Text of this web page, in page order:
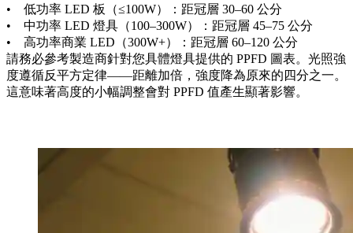
• 低功率 LED 板（≤100W）：距冠層 30–60 公分
• 中功率 LED 燈具（100–300W）：距冠層 45–75 公分
• 高功率商業 LED（300W+）：距冠層 60–120 公分
請務必參考製造商針對您具體燈具提供的 PPFD 圖表。光照強
度遵循反平方定律——距離加倍，強度降為原來的四分之一。
這意味著高度的小幅調整會對 PPFD 值產生顯著影響。